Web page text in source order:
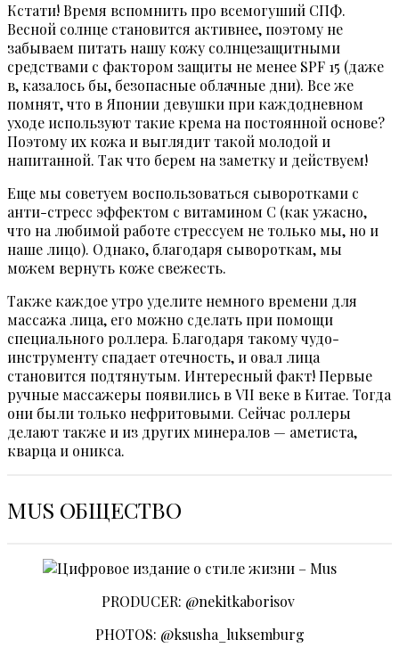
Кстати! Время вспомнить про всемогуший СПФ.
Весной солнце становится активнее, поэтому не
забываем питать нашу кожу солнцезащитными
средствами с фактором защиты не менее SPF 15 (даже
в, казалось бы, безопасные облачные дни). Все же
помнят, что в Японии девушки при каждодневном
уходе используют такие крема на постоянной основе?
Поэтому их кожа и выглядит такой молодой и
напитанной. Так что берем на заметку и действуем!
Еще мы советуем воспользоваться сыворотками с
анти-стресс эффектом с витамином С (как ужасно,
что на любимой работе стрессуем не только мы, но и
наше лицо). Однако, благодаря сывороткам, мы
можем вернуть коже свежесть.
Также каждое утро уделите немного времени для
массажа лица, его можно сделать при помощи
специального роллера. Благодаря такому чудо-
инструменту спадает отечность, и овал лица
становится подтянутым. Интересный факт! Первые
ручные массажеры появились в VII веке в Китае. Тогда
они были только нефритовыми. Сейчас роллеры
делают также и из других минералов — аметиста,
кварца и оникса.
MUS ОБЩЕСТВО
PRODUCER: @nekitkaborisov
PHOTOS: @ksusha_luksemburg